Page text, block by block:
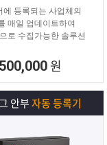
에 등록되는 사업체의
매일 업데이트하여
로 수집가능한 솔루션
500,000 원
안부자동 등록기